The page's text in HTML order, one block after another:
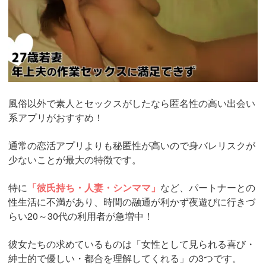
風俗以外で素人とセックスがしたなら匿名性の高い出会い
系アプリがおすすめ！
通常の恋活アプリよりも秘匿性が高いので身バレリスクが
少ないことが最大の特徴です。
特に 「彼氏持ち・人妻・シンママ」 など、パートナーとの
性生活に不満があり、時間の融通が利かず夜遊びに行きづ
らい20～30代の利用者が急増中！
彼女たちの求めているものは「女性として見られる喜び・
紳士的で優しい・都合を理解してくれる」の3つです。